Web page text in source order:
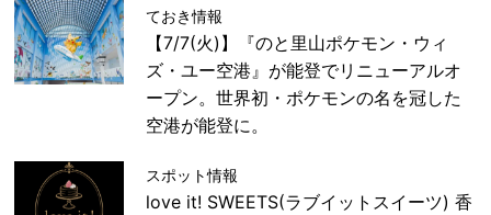
ておき情報
【7/7(火)】『のと里山ポケモン・ウィ
ズ・ユー空港』が能登でリニューアルオ
ープン。世界初・ポケモンの名を冠した
空港が能登に。
スポット情報
love it! SWEETS(ラブイットスイーツ) 香